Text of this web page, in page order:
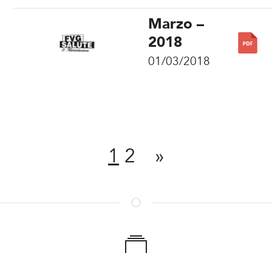
Marzo –
2018
01/03/2018
1 2 »